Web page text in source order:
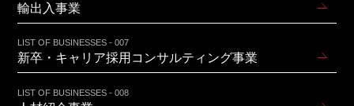
輸出入事業
LIST OF BUSINESSES - 007
新卒・キャリア採用コンサルティング事業
LIST OF BUSINESSES - 008